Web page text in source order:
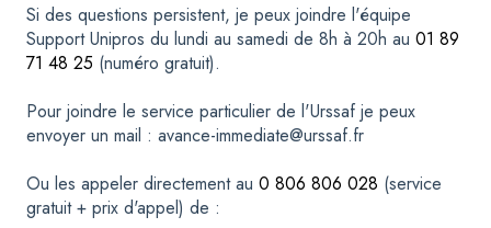
Si des questions persistent, je peux joindre l'équipe
Support Unipros du lundi au samedi de 8h à 20h au 01 89
71 48 25 (numéro gratuit).
Pour joindre le service particulier de l'Urssaf je peux
envoyer un mail : avance-immediate@urssaf.fr
Ou les appeler directement au 0 806 806 028 (service
gratuit + prix d'appel) de :